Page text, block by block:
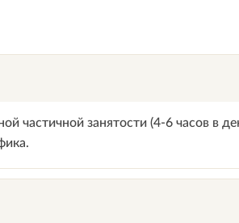
частичной занятости (4-6 часов в